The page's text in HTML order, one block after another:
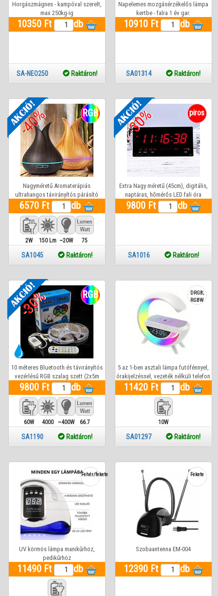
Horgászmágnes - kampóval szerelt,
max 250kg-ig
10350 Ft db
SA-NEO250 Raktáron!
Napelemes mozgásérzékelős lámpa
kertbe - falra 1 év gar.
10910 Ft db
SA01314 Raktáron!
-40% RGB
Nagyméretű Aromaterápiás
ultrahangos távirányítós párásító
beépített LED világítással, Famintás
burkolat két féle színárnyalatban,
6570 Ft db
2W 150 Lm ~20W 75
SA1045 Raktáron!
-30% piros
Extra Nagy méretű (45cm), digitális,
naptáras, hőmérős LED fali óra
ébresztő funkcióval
9800 Ft db
SA1016 Raktáron!
-30% RGB
10 méteres Bluetooth és távirányítós
vezérlésű RGB szalag szett (2x5m
szalag, Bluetooth, távirányító) 1 év
gar.
9800 Ft db
60W
4000
~400W 66.7
SA1190 Raktáron!
DRGB;
RGBW
5 az 1-ben asztali lámpa futófénnyel,
órakijelzéssel, vezeték nélküli telefon
töltéssel
11420 Ft db
10W
SA01297 Raktáron!
Fehér/fekete
UV körmös lámpa manikűrhöz,
pedikűrhöz
11490 Ft db
Fekete
Szobaantenna EM-004
12390 Ft db